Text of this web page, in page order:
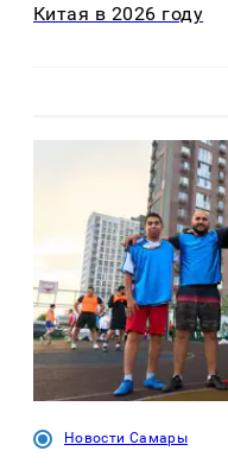
Китая в 2026 году
Новости Самары